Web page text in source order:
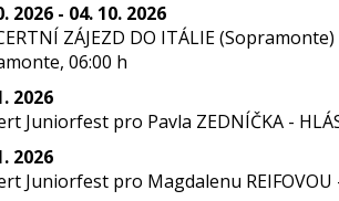
2026 - 04. 10. 2026
ZÁJEZD DO ITÁLIE
06:00 h
2026
Juniorfest pro Pavla ZEDNÍČKA -
2026
Juniorfest pro Magdalenu